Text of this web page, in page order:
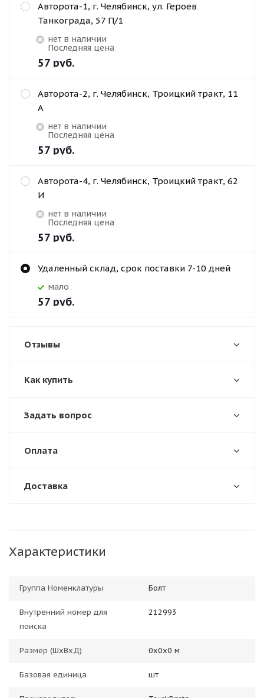
Авторота-1, г. Челябинск, ул. Героев
Танкограда, 57 П/1
Нет в наличии
Последняя цена
57 руб.
Авторота-2, г. Челябинск, Троицкий тракт, 11
А
Нет в наличии
Последняя цена
57 руб.
Авторота-4, г. Челябинск, Троицкий тракт, 62
И
Нет в наличии
Последняя цена
57 руб.
Удаленный склад, срок поставки 7-10 дней
Мало
57 руб.
Отзывы
Как купить
Задать вопрос
Оплата
Доставка
Характеристики
Группа Номенклатуры Болт
Внутренний номер для
поиска
212993
Размер (ШхВхД) 0х0х0 м
Базовая единица шт